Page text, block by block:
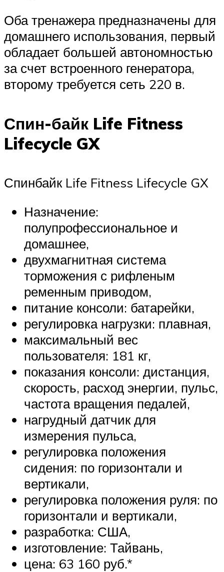
Оба тренажера предназначены для
домашнего использования, первый
обладает большей автономностью
за счет встроенного генератора,
второму требуется сеть 220 в.
Спин-байк Life Fitness
Lifecycle GX
Спинбайк Life Fitness Lifecycle GX
Назначение:
полупрофессиональное и
домашнее,
двухмагнитная система
торможения с рифленым
ременным приводом,
питание консоли: батарейки,
регулировка нагрузки: плавная,
максимальный вес
пользователя: 181 кг,
показания консоли: дистанция,
скорость, расход энергии, пульс,
частота вращения педалей,
нагрудный датчик для
измерения пульса,
регулировка положения
сидения: по горизонтали и
вертикали,
регулировка положения руля: по
горизонтали и вертикали,
разработка: США,
изготовление: Тайвань,
цена: 63 160 руб.*